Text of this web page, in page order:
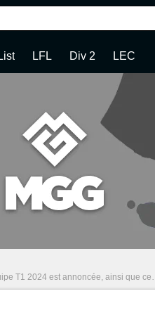
LFL Div 2 LEC
2024 est annoncée, ainsi que celle des Gen.G et des DRX !